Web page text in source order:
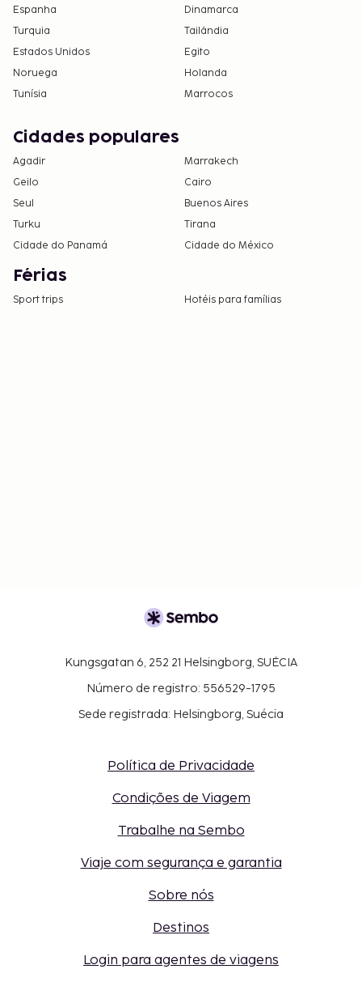
Espanha
Dinamarca
Turquia
Tailândia
Estados Unidos
Egito
Noruega
Holanda
Tunísia
Marrocos
Cidades populares
Agadir
Marrakech
Geilo
Cairo
Seul
Buenos Aires
Turku
Tirana
Cidade do Panamá
Cidade do México
Férias
Sport trips Hotéis para famílias
Kungsgatan 6, 252 21 Helsingborg, SUÉCIA
Número de registro: 556529-1795
Sede registrada: Helsingborg, Suécia
Política de Privacidade
Condições de Viagem
Trabalhe na Sembo
Viaje com segurança e garantia
Sobre nós
Destinos
Login para agentes de viagens